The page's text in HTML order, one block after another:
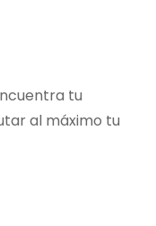
tu
al máximo tu